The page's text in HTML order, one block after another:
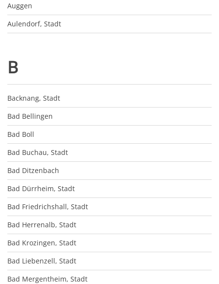
Auggen
Aulendorf, Stadt
B
Backnang, Stadt
Bad Bellingen
Bad Boll
Bad Buchau, Stadt
Bad Ditzenbach
Bad Dürrheim, Stadt
Bad Friedrichshall, Stadt
Bad Herrenalb, Stadt
Bad Krozingen, Stadt
Bad Liebenzell, Stadt
Bad Mergentheim, Stadt